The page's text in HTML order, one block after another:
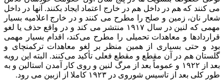
می کنند که هم در داخل هم در خارج اعتماد ایجاد بکنند. آنها در داخل
شعار نان، زمین و صلح را مطرح می کنند و در خارج اعلامیه بسیار
مهمی که لنین در سال ۱۹۱۷ منتشر می کند و در واقع حذف یا لغو
قراردادها و معاهدات تحمیلی را مطرح می‌کند، اقدام بسیار مهمی
بود و حتی بسیاری از همین منظر بر لغو معاهدات ترکمنچای و
گلستان هم در آن مقطع و مقطع فعلی تأکید می‌کنند. البته این رویه
بعد از ۱۹۲۲ و عموماً بعد از مرگ لنین و روی کار آمدن استالین و به
طور کلی بعد از تاسیس شوروی در ۱۹۲۳ کاملا از ازبین می رود.